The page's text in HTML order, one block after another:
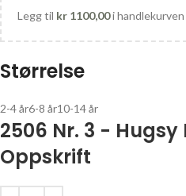
Legg til kr 1100,00i
Størrelse
2-4 år6-8 år10-14 år
2506 Nr. 3 -
Oppskrift